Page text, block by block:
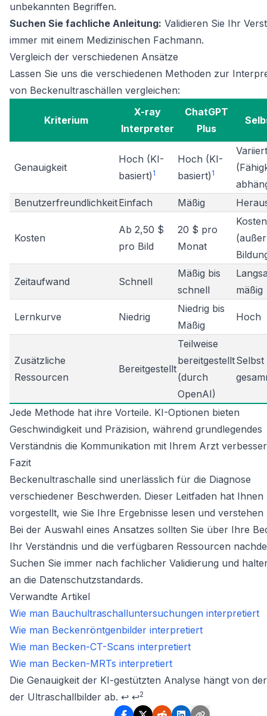
unbekannten Begriffen.
Suchen Sie fachliche Anleitung: Validieren Sie Ihr
immer mit einem Medizinischen Fachmann.
Vergleich der verschiedenen Ansätze
Lassen Sie uns die verschiedenen Methoden zur
von Beckenultraschällen vergleichen:
Kriterium
X-ray
Interpreter
ChatGPT
Plus
Genauigkeit
Hoch (KI-
basiert) 1
Hoch (KI-
basiert) 1
Variiert
BenutzerfreundlichkeitEinfach Mäßig
Kosten
Ab 2,50 $
pro Bild
20 $ pro
Monat
(außer
Zeitaufwand Schnell
Mäßig bis
schnell
mäßig
Lernkurve Niedrig
Niedrig bis
Mäßig
Hoch
Zusätzliche
Ressourcen
Bereitgestellt
Teilweise
bereitgestellt
(durch
OpenAI)
Selbst
Jede Methode hat ihre Vorteile. KI-Optionen bieten
Geschwindigkeit und Präzision, während grundlegendes
Verständnis die Kommunikation mit Ihrem Arzt
Fazit
Beckenultraschalle sind unerlässlich für die Diagnose
verschiedener Beschwerden. Dieser Leitfaden hat Ihnen
vorgestellt, wie Sie Ihre Ergebnisse lesen und verstehen
Bei der Auswahl eines Ansatzes sollten Sie über Ihre
Ihr Verständnis und die verfügbaren Ressourcen
Suchen Sie immer nach fachlicher Validierung und
an die Datenschutzstandards.
Verwandte Artikel
Wie man Bauchultraschalluntersuchungen interpretiert
Wie man Beckenröntgenbilder interpretiert
Wie man Becken-CT-Scans interpretiert
Wie man Becken-MRTs interpretiert
Footnotes
Die Genauigkeit der KI-gestützten Analyse hängt von
der Ultraschallbilder ab. ↩ ↩2